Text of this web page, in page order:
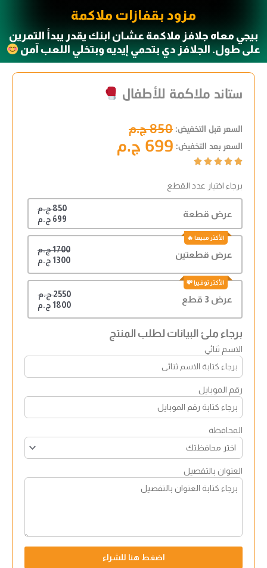
مزود بقفازات ملاكمة
بيجي معاه جلافز ملاكمة عشان ابنك يقدر يبدأ التمرين
على طول. الجلافز دي بتحمي إيديه وبتخلي اللعب آمن
ستاند ملاكمة للأطفال
السعر قبل التخفيض: 850 ج.م
السعر بعد التخفيض: 699 ج.م





برجاء اختيار عدد القطع
عرض قطعة
850 ج.م
699 ج.م
عرض قطعتين
1700 ج.م
1300 ج.م
عرض 3 قطع
2550 ج.م
1800 ج.م
برجاء ملئ البيانات لطلب المنتج
الاسم ثنائي
رقم الموبايل
المحافظة
العنوان بالتفصيل
اضغط هنا للشراء